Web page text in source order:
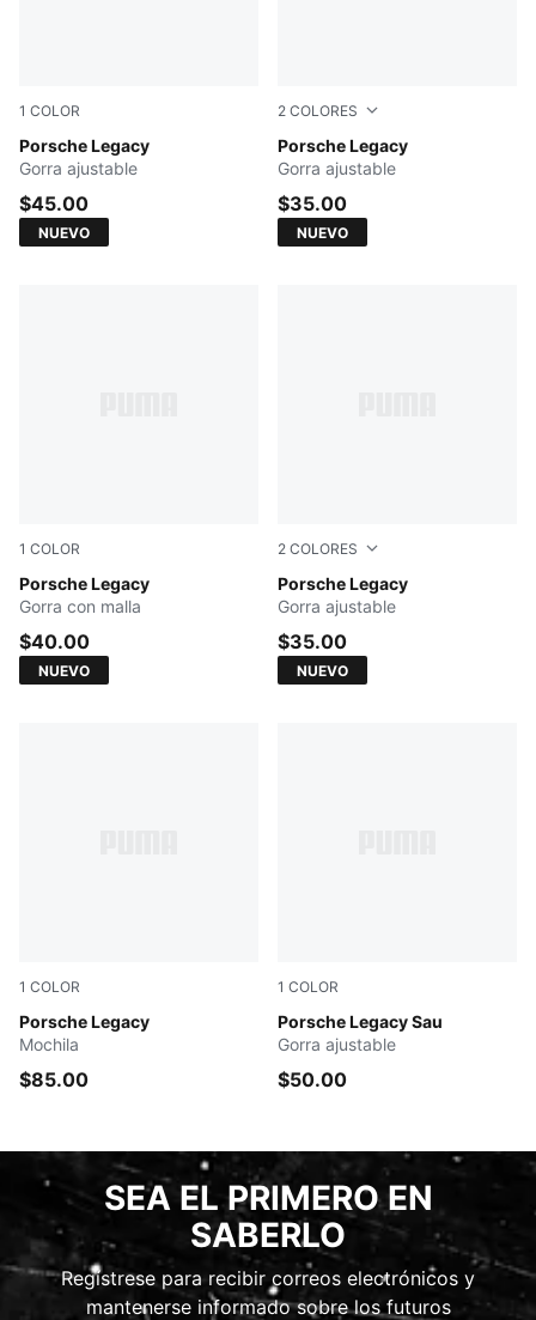
1 COLOR
Porsche Legacy
PUMA BLACK
Gorra ajustable
$45.00
NUEVO
2 COLORES
Porsche Legacy
Dark Stone
Gorra ajustable
$35.00
NUEVO
1 COLOR
Porsche Legacy
PUMA BLACK
Gorra con malla
$40.00
NUEVO
2 COLORES
Porsche Legacy
PUMA BLACK
Gorra ajustable
$35.00
NUEVO
1 COLOR
Porsche Legacy
PUMA BLACK
Mochila
$85.00
1 COLOR
Porsche Legacy Sau
Rosy Outlook
Gorra ajustable
$50.00
SEA EL PRIMERO EN
SABERLO
Regístrese para recibir correos electrónicos y
mantenerse informado sobre los futuros